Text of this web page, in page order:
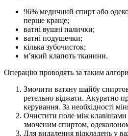
96% медичний спирт або
перше краще;
ватні вушні палички;
ватні подушечки;
кілька зубочисток;
м’який клапоть тканини.
Операцію проводять за таким
Змочити ватяну шайбу
ретельно віджати. Акуратно
керування. За необхідності
Очистити поле між
змоченим спиртом,
Для видалення відкладень у